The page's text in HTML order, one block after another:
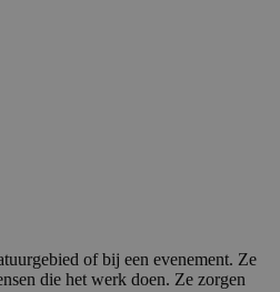
of bij een evenement. Ze
die het werk doen. Ze zorgen